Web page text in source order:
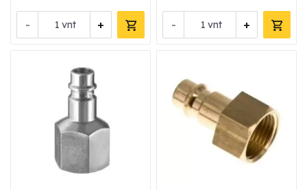
- +
vnt - +
vnt